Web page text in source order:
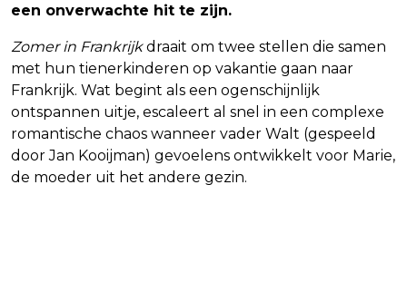
een onverwachte hit te zijn.
Zomer in Frankrijkdraait om twee stellen die samen
met hun tienerkinderen op vakantie gaan naar
Frankrijk. Wat begint als een ogenschijnlijk
ontspannen uitje, escaleert al snel in een complexe
romantische chaos wanneer vader Walt (gespeeld
door Jan Kooijman) gevoelens ontwikkelt voor Marie,
de moeder uit het andere gezin.